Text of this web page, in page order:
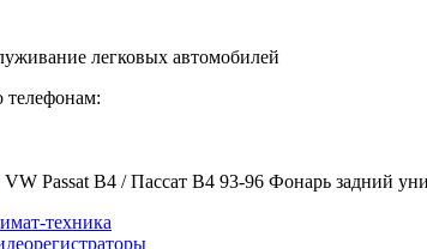
легковых автомобилей
телефонам:
VW Passat B4 / Пассат В4 93-96 Фонарь задний
техника